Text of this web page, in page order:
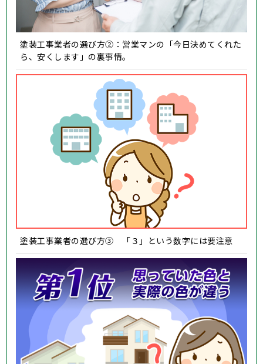
塗装工事業者の選び方②：営業マンの「今日決めてくれた
ら、安くします」の裏事情。
塗装工事業者の選び方③ 「３」という数字には要注意